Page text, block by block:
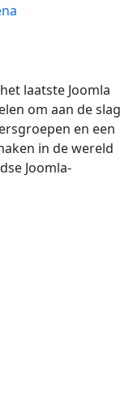
laatste Joomla
om aan de slag
en een
in de wereld
Joomla-